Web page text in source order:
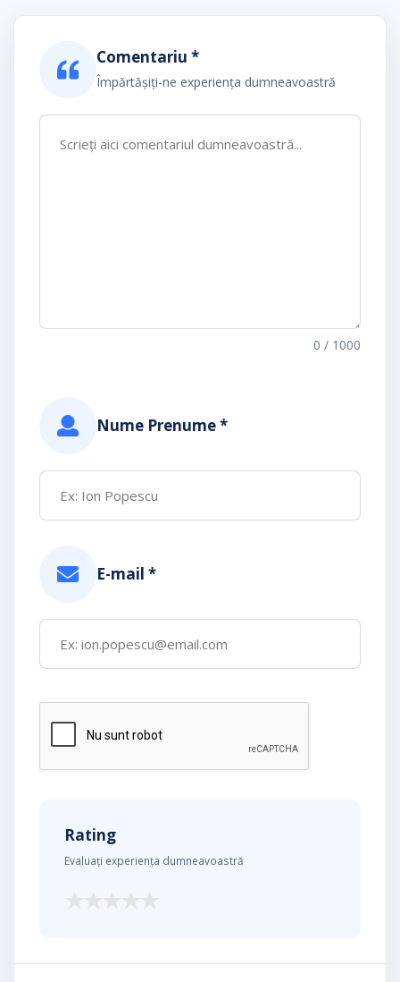
Comentariu *
Împărtășiți-ne experiența dumneavoastră
0 / 1000
Nume Prenume *
E-mail *
Rating
Evaluați experiența dumneavoastră